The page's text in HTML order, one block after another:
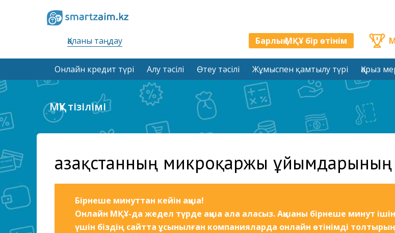
Қаланы таңдау Барлық МҚҰ бір өтінім
Онлайн кредит түрі Алу тәсілі Өтеу тәсілі Жұмыспен қамтылу түрі Қарыз
МҚҰ тізілімі
Қазақстанның микроқаржы ұйымдарының
Бірнеше минуттан кейін ақша!
Онлайн МҚҰ-да жедел түрде ақша ала аласыз. Ақшаны бірнеше минут
үшін біздің сайтта ұсынылған компанияларда онлайн өтінімді